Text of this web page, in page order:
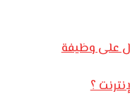
على وظيفة
؟